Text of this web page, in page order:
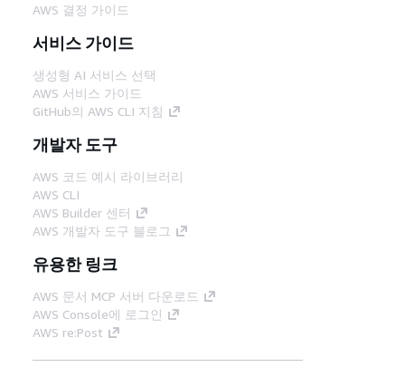
AWS 결정 가이드
서비스 가이드
생성형 AI 서비스 선택
AWS 서비스 가이드
GitHub의 AWS CLI 지침
개발자 도구
AWS 코드 예시 라이브러리
AWS CLI
AWS Builder 센터
AWS 개발자 도구 블로그
유용한 링크
AWS 문서 MCP 서버 다운로드
AWS Console에 로그인
AWS re:Post